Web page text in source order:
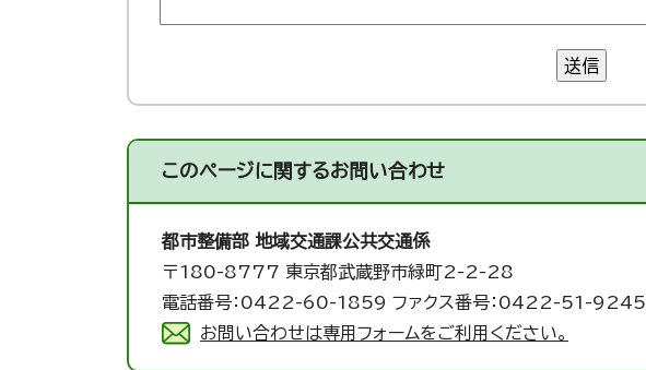
送信
このページに関するお問い合わせ
都市整備部 地域交通課公共交通係
〒180-8777 東京都武蔵野市緑町2-2-28
電話番号：0422-60-1859 ファクス番号：0422-51-9245
お問い合わせは専用フォームをご利用ください。